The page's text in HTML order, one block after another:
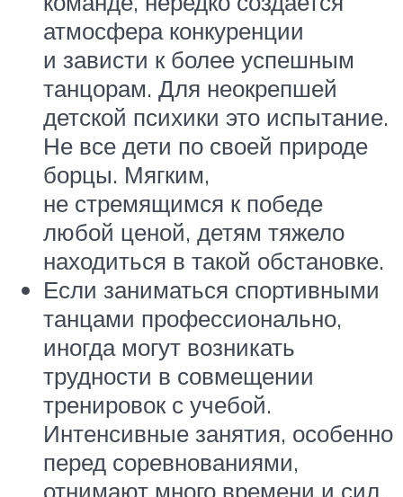
атмосфера конкуренции
и зависти к более успешным
танцорам. Для неокрепшей
детской психики это испытание.
Не все дети по своей природе
борцы. Мягким,
не стремящимся к победе
любой ценой, детям тяжело
находиться в такой обстановке.
Если заниматься спортивными
танцами профессионально,
иногда могут возникать
трудности в совмещении
тренировок с учебой.
Интенсивные занятия, особенно
перед соревнованиями,
отнимают много времени и сил.